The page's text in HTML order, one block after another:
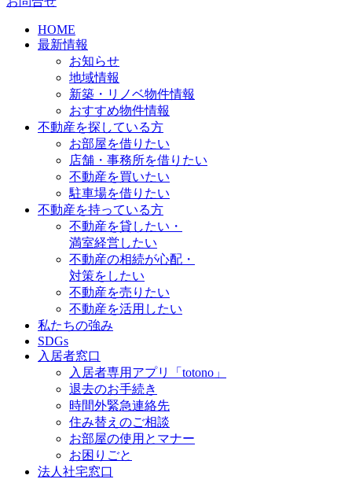
HOME
最新情報
お知らせ
地域情報
新築・リノベ物件情報
おすすめ物件情報
不動産を探している方
お部屋を借りたい
店舗・事務所を借りたい
不動産を買いたい
駐車場を借りたい
不動産を持っている方
不動産を貸したい・
満室経営したい
不動産の相続が心配・
対策をしたい
不動産を売りたい
不動産を活用したい
私たちの強み
SDGs
入居者窓口
入居者専用アプリ「totono」
退去のお手続き
時間外緊急連絡先
住み替えのご相談
お部屋の使用とマナー
お困りごと
法人社宅窓口